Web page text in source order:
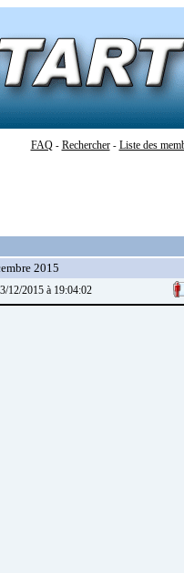
FAQ- Rechercher- Liste des
2015
12/2015 à 19:04:02